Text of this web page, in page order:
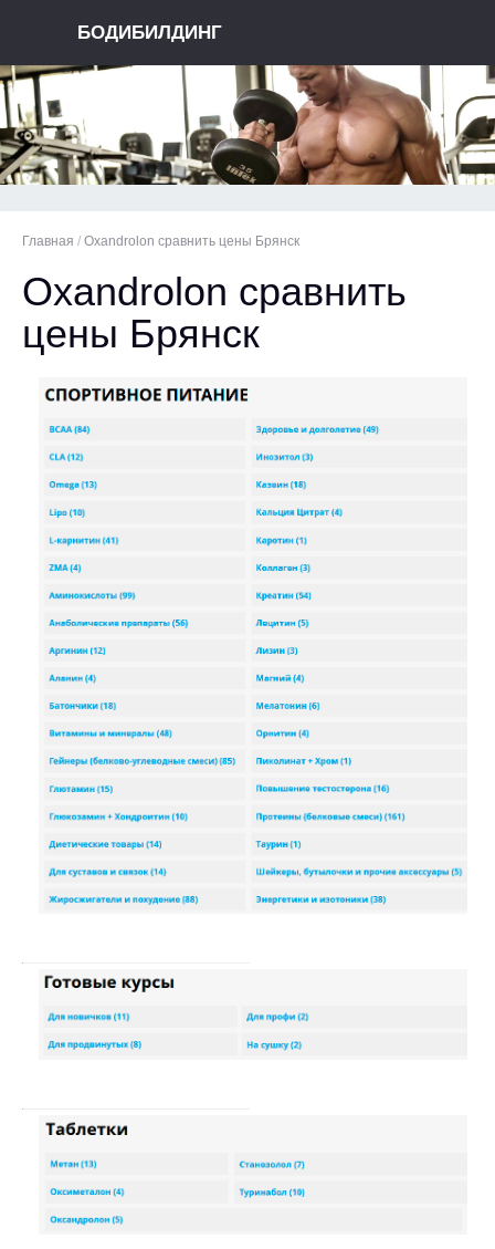
БОДИБИЛДИНГ
Главная / Oxandrolon сравнить цены Брянск
Oxandrolon сравнить
цены Брянск